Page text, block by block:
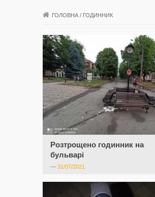
ГОЛОВНА / ГОДИННИК
Розтрощено годинник на
бульварі
— 31/07/2021